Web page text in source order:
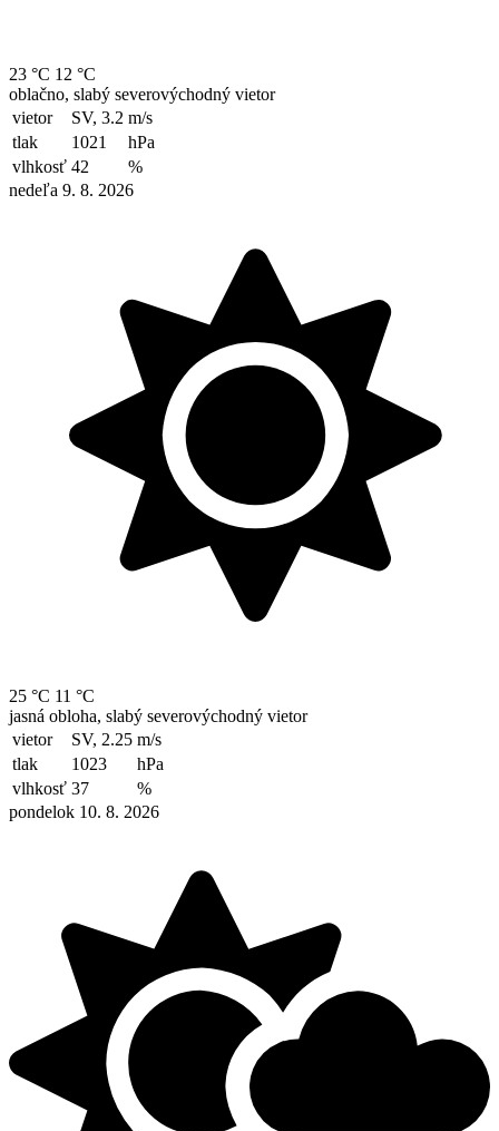
23 °C 12 °C
oblačno, slabý severovýchodný vietor
vietor
SV, 3.2 m/s
tlak
1021
hPa
vlhkosť 42
%
nedeľa 9. 8. 2026
25 °C 11 °C
jasná obloha, slabý severovýchodný vietor
vietor
SV, 2.25 m/s
tlak
1023
hPa
vlhkosť 37
%
pondelok 10. 8. 2026